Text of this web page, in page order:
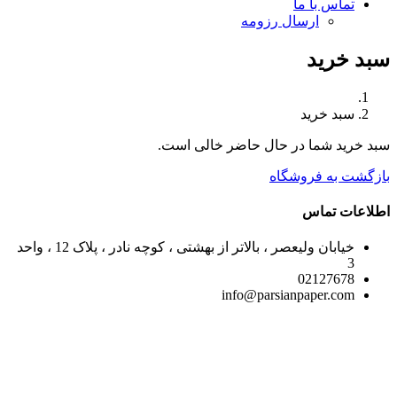
تماس با ما
ارسال رزومه
سبد خرید
سبد خرید
سبد خرید شما در حال حاضر خالی است.
بازگشت به فروشگاه
اطلاعات تماس
خیابان ولیعصر ، بالاتر از بهشتی ، کوچه نادر ، پلاک 12 ، واحد
3
02127678
info@parsianpaper.com